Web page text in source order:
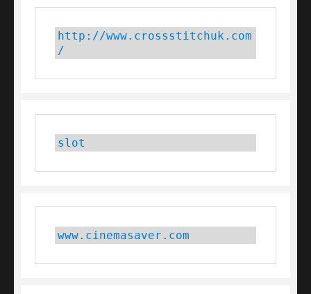
http://www.crossstitchuk.com
/
slot
www.cinemasaver.com